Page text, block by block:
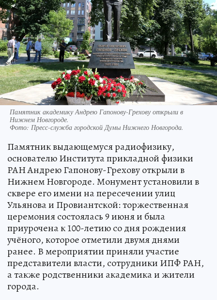
Памятник академику Андрею Гапонову-Грехову открыли в
Нижнем Новгороде.
Фото: Пресс-служба городской Думы Нижнего Новгорода.
Памятник выдающемуся радиофизику,
основателю Института прикладной физики
РАН Андрею Гапонову-Грехову открыли в
Нижнем Новгороде. Монумент установили в
сквере его имени на пересечении улиц
Ульянова и Провиантской: торжественная
церемония состоялась 9 июня и была
приурочена к 100-летию со дня рождения
учёного, которое отметили двумя днями
ранее. В мероприятии приняли участие
представители власти, сотрудники ИПФ РАН,
а также родственники академика и жители
города.